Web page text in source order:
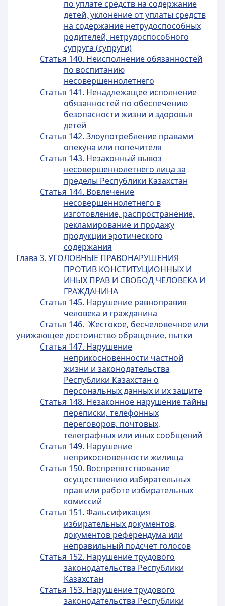
по уплате средств на содержание
детей, уклонение от уплаты средств
на содержание нетрудоспособных
родителей, нетрудоспособного
супруга (супруги)
Статья 140. Неисполнение обязанностей
по воспитанию
несовершеннолетнего
Статья 141. Ненадлежащее исполнение
обязанностей по обеспечению
безопасности жизни и здоровья
детей
Статья 142. Злоупотребление правами
опекуна или попечителя
Статья 143. Незаконный вывоз
несовершеннолетнего лица за
пределы Республики Казахстан
Статья 144. Вовлечение
несовершеннолетнего в
изготовление, распространение,
рекламирование и продажу
продукции эротического
содержания
Глава 3. УГОЛОВНЫЕ ПРАВОНАРУШЕНИЯ
ПРОТИВ КОНСТИТУЦИОННЫХ И
ИНЫХ ПРАВ И СВОБОД ЧЕЛОВЕКА И
ГРАЖДАНИНА
Статья 145. Нарушение равноправия
человека и гражданина
Статья 146. Жестокое, бесчеловечное или
унижающее достоинство обращение, пытки
Статья 147. Нарушение
неприкосновенности частной
жизни и законодательства
Республики Казахстан о
персональных данных и их защите
Статья 148. Незаконное нарушение тайны
переписки, телефонных
переговоров, почтовых,
телеграфных или иных сообщений
Статья 149. Нарушение
неприкосновенности жилища
Статья 150. Воспрепятствование
осуществлению избирательных
прав или работе избирательных
комиссий
Статья 151. Фальсификация
избирательных документов,
документов референдума или
неправильный подсчет голосов
Статья 152. Нарушение трудового
законодательства Республики
Казахстан
Статья 153. Нарушение трудового
законодательства Республики